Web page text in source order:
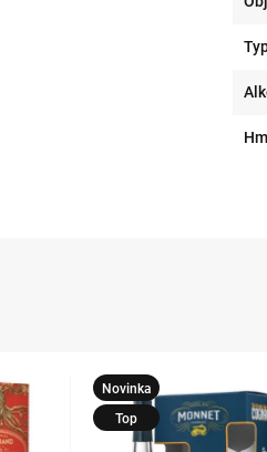
Novinka
Top